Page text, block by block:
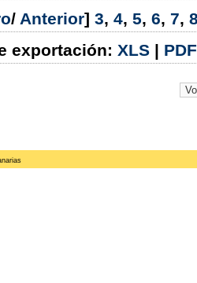
/ Anterior] 3, 4, 5, 6, 7,
exportación: XLS | PDF